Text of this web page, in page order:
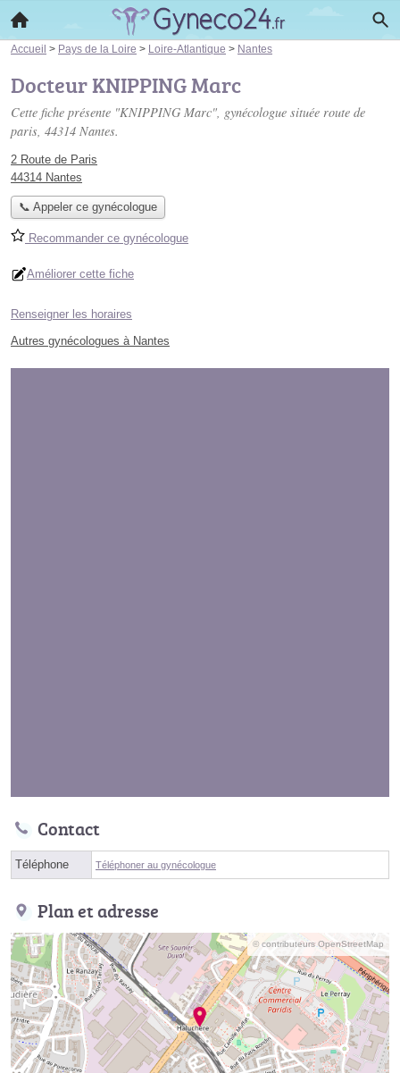
Accueil > Pays de la Loire > Loire-Atlantique > Nantes
Docteur KNIPPING Marc
Cette fiche présente "KNIPPING Marc", gynécologue située route de
paris, 44314 Nantes.
2 Route de Paris
44314 Nantes
📞 Appeler ce gynécologue
Recommander ce gynécologue
Améliorer cette fiche
Renseigner les horaires
Autres gynécologues à Nantes
Contact
Téléphone Téléphoner au gynécologue
Plan et adresse
© contributeurs OpenStreetMap